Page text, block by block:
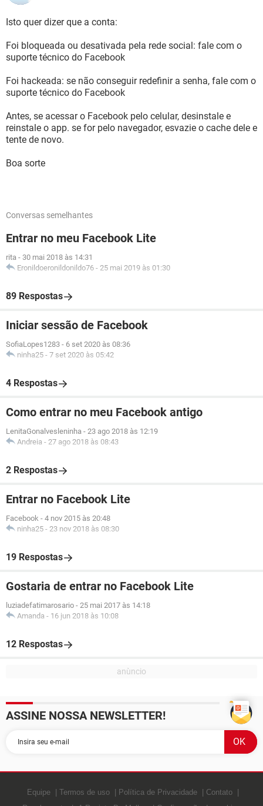
Isto quer dizer que a conta:
Foi bloqueada ou desativada pela rede social: fale com o
suporte técnico do Facebook
Foi hackeada: se não conseguir redefinir a senha, fale com o
suporte técnico do Facebook
Antes, se acessar o Facebook pelo celular, desinstale e
reinstale o app. se for pelo navegador, esvazie o cache dele e
tente de novo.
Boa sorte
Conversas semelhantes
Entrar no meu Facebook Lite
rita - 30 mai 2018 às 14:31
Eronildoeronildonildo76 - 25 mai 2019 às 01:30
89 Respostas
Iniciar sessão de Facebook
SofiaLopes1283 - 6 set 2020 às 08:36
ninha25 - 7 set 2020 às 05:42
4 Respostas
Como entrar no meu Facebook antigo
LenitaGonalvesleninha - 23 ago 2018 às 12:19
Andreia - 27 ago 2018 às 08:43
2 Respostas
Entrar no Facebook Lite
Facebook - 4 nov 2015 às 20:48
ninha25 - 23 nov 2018 às 08:30
19 Respostas
Gostaria de entrar no Facebook Lite
luziadefatimarosario - 25 mai 2017 às 14:18
Amanda - 16 jun 2018 às 10:08
12 Respostas
ASSINE NOSSA NEWSLETTER!
Equipe Termos de uso Política de Privacidade
Contato